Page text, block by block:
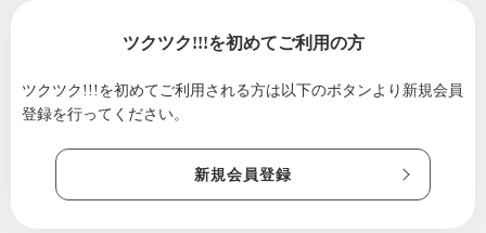
2021/07/23土用の丑の日!(^^)!
初メルマガ配信で〜す(〃艸〃)
ツクツク!!!を初めてご利用の方
ツクツク!!!を初めてご利用される方は 以下のボタンより新規会員
登録を行ってください。
新規会員登録